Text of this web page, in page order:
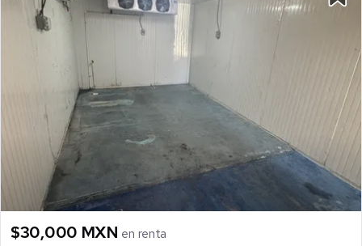
$30,000 MXN en renta